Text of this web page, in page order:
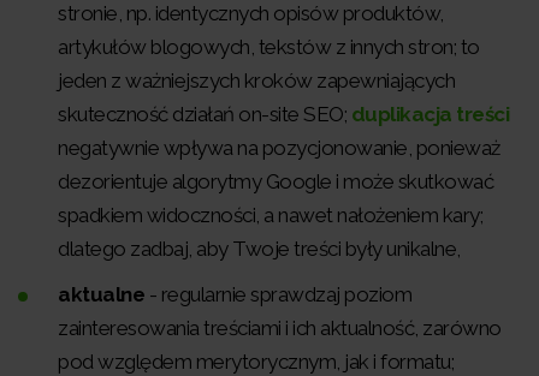
stronie, np. identycznych opisów produktów,
artykułów blogowych, tekstów z innych stron; to
jeden z ważniejszych kroków zapewniających
skuteczność działań on-site SEO; duplikacja treści
negatywnie wpływa na pozycjonowanie, ponieważ
dezorientuje algorytmy Google i może skutkować
spadkiem widoczności, a nawet nałożeniem kary;
dlatego zadbaj, aby Twoje treści były unikalne,
aktualne - regularnie sprawdzaj poziom
zainteresowania treściami i ich aktualność, zarówno
pod względem merytorycznym, jak i formatu;